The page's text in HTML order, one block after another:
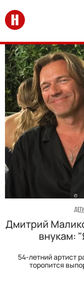
Перейти на главную
Дмитрий
внукам:
54-летний артист
торопится